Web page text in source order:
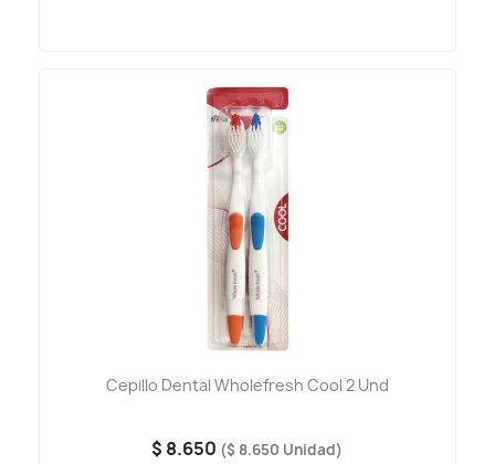
Cepillo Dental Wholefresh Cool 2 Und
$ 8.650 ($ 8.650 Unidad)